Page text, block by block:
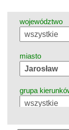
województwo
miasto
grupa
język